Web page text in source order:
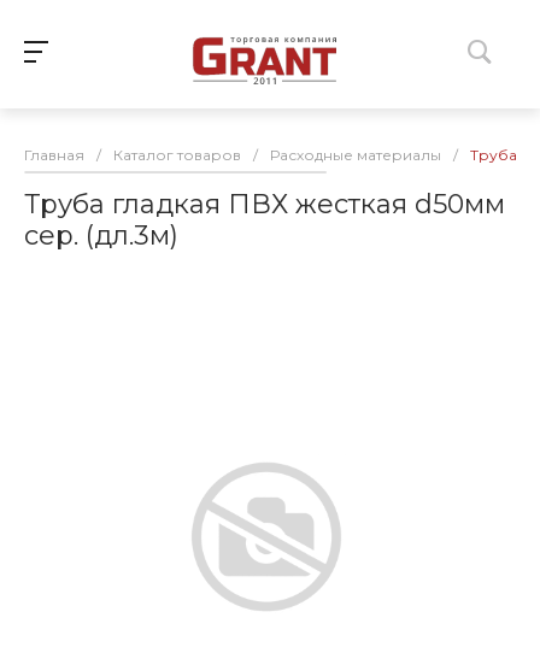
Главная / Каталог товаров / Расходные материалы / Труба
Труба гладкая ПВХ жесткая d50мм
сер. (дл.3м)